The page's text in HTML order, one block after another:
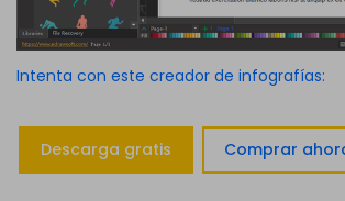
Intenta con este creador de infografías:
Descarga gratis Comprar